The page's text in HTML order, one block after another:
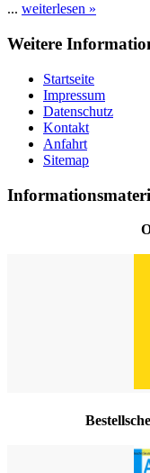
... weiterlesen »
Weitere
Startseite
Impressum
Datenschutz
Kontakt
Anfahrt
Sitemap